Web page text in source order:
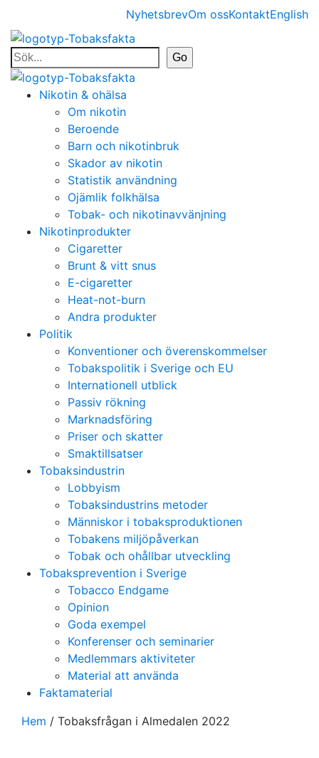
NyhetsbrevOm ossKontaktEnglish
Nikotin & ohälsa
Om nikotin
Beroende
Barn och nikotinbruk
Skador av nikotin
Statistik användning
Ojämlik folkhälsa
Tobak- och nikotinavvänjning
Nikotinprodukter
Cigaretter
Brunt & vitt snus
E-cigaretter
Heat-not-burn
Andra produkter
Politik
Konventioner och överenskommelser
Tobakspolitik i Sverige och EU
Internationell utblick
Passiv rökning
Marknadsföring
Priser och skatter
Smaktillsatser
Tobaksindustrin
Lobbyism
Tobaksindustrins metoder
Människor i tobaksproduktionen
Tobakens miljöpåverkan
Tobak och ohållbar utveckling
Tobaksprevention i Sverige
Tobacco Endgame
Opinion
Goda exempel
Konferenser och seminarier
Medlemmars aktiviteter
Material att använda
Faktamaterial
Hem / Tobaksfrågan i Almedalen 2022